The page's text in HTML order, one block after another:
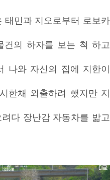
태민과 지오로부터 로보카
건의 하자를 보는 척 하고
나와 자신의 집에 지한이
한채 외출하려 했지만 지
다 장난감 자동차를 밟고